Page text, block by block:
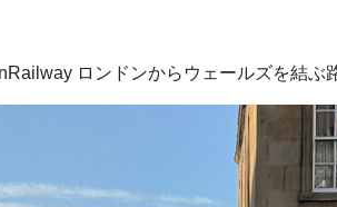
ロンドンからウェールズを結ぶ